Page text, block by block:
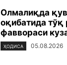
Олмалиқда
оқибатида тўқ
фаввораси
ҲОДИСА 05.08.2026